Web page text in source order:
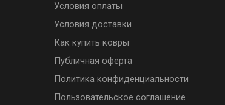
Условия оплаты
Условия доставки
Как купить ковры
Публичная оферта
Политика конфиденциальности
Пользовательское соглашение